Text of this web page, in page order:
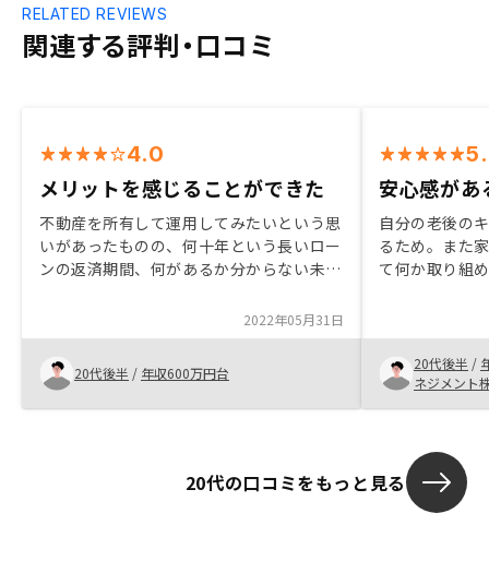
関連する評判・口コミ
RELATED REVIEWS
4.0
メリットを感じることができた
不動産を所有して運用してみたいという思
いがあったものの、何十年という長いロー
ンの返済期間、何があるか分からない未来
について不安を抱えていた。また、実際に
どうすれば不動産が手に入るのか、どのよ
うに運用していけば良いのか具体的に分か
っておらず行動に移すことができずにい
た。そういう状況の矢先、古塩が会社、不
2022年05月31日
20代後半 / 年収600万円台
安心感があ
自分の老後の
るため。また
て何か取り組
る投資として
自らの与信を
20代後半 /
ネジメント
20代の口コミをもっと見る